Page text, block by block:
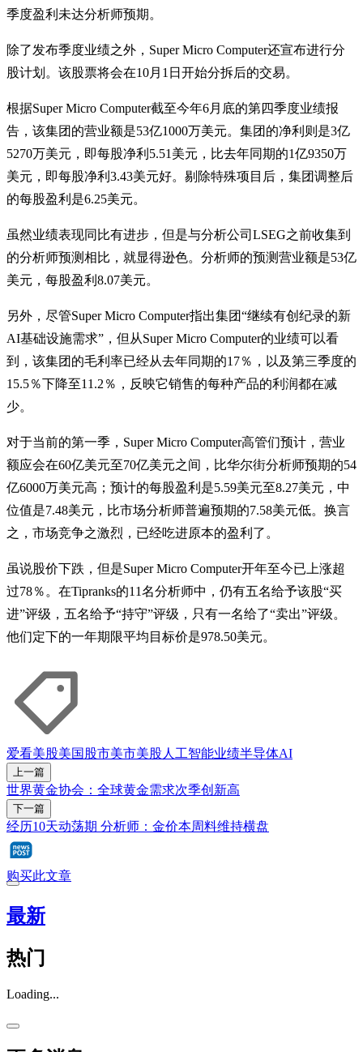
季度盈利未达分析师预期。
除了发布季度业绩之外，Super Micro Computer还宣布进行分
股计划。该股票将会在10月1日开始分拆后的交易。
根据Super Micro Computer截至今年6月底的第四季度业绩报
告，该集团的营业额是53亿1000万美元。集团的净利则是3亿
5270万美元，即每股净利5.51美元，比去年同期的1亿9350万
美元，即每股净利3.43美元好。剔除特殊项目后，集团调整后
的每股盈利是6.25美元。
虽然业绩表现同比有进步，但是与分析公司LSEG之前收集到
的分析师预测相比，就显得逊色。分析师的预测营业额是53亿
美元，每股盈利8.07美元。
另外，尽管Super Micro Computer指出集团“继续有创纪录的新
AI基础设施需求”，但从Super Micro Computer的业绩可以看
到，该集团的毛利率已经从去年同期的17％，以及第三季度的
15.5％下降至11.2％，反映它销售的每种产品的利润都在减
少。
对于当前的第一季，Super Micro Computer高管们预计，营业
额应会在60亿美元至70亿美元之间，比华尔街分析师预期的54
亿6000万美元高；预计的每股盈利是5.59美元至8.27美元，中
位值是7.48美元，比市场分析师普遍预期的7.58美元低。换言
之，市场竞争之激烈，已经吃进原本的盈利了。
虽说股价下跌，但是Super Micro Computer开年至今已上涨超
过78％。在Tipranks的11名分析师中，仍有五名给予该股“买
进”评级，五名给予“持守”评级，只有一名给了“卖出”评级。
他们定下的一年期限平均目标价是978.50美元。
爱看美股美国股市美市美股人工智能业绩半导体AI
上一篇
世界黄金协会：全球黄金需求次季创新高
下一篇
经历10天动荡期 分析师：金价本周料维持横盘
购买此文章
最新
热门
Loading...